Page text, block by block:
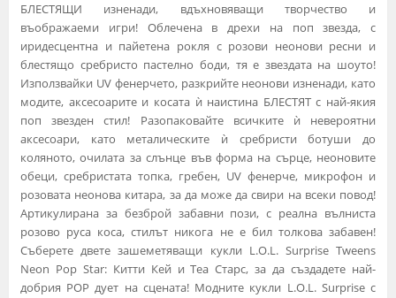
БЛЕСТЯЩИ изненади, вдъхновяващи творчество и
въображаеми игри! Облечена в дрехи на поп звезда, с
иридесцентна и пайетена рокля с розови неонови ресни и
блестящо сребристо пастелно боди, тя е звездата на шоуто!
Използвайки UV фенерчето, разкрийте неонови изненади, като
модите, аксесоарите и косата ѝ наистина БЛЕСТЯТ с най-якия
поп звезден стил! Разопаковайте всичките ѝ невероятни
аксесоари, като металическите ѝ сребристи ботуши до
коляното, очилата за слънце във форма на сърце, неоновите
обеци, сребристата топка, гребен, UV фенерче, микрофон и
розовата неонова китара, за да може да свири на всеки повод!
Артикулирана за безброй забавни пози, с реална вълниста
розово руса коса, стилът никога не е бил толкова забавен!
Съберете двете зашеметяващи кукли L.O.L. Surprise Tweens
Neon Pop Star: Китти Кей и Теа Старс, за да създадете най-
добрия POP дует на сцената! Модните кукли L.O.L. Surprise с